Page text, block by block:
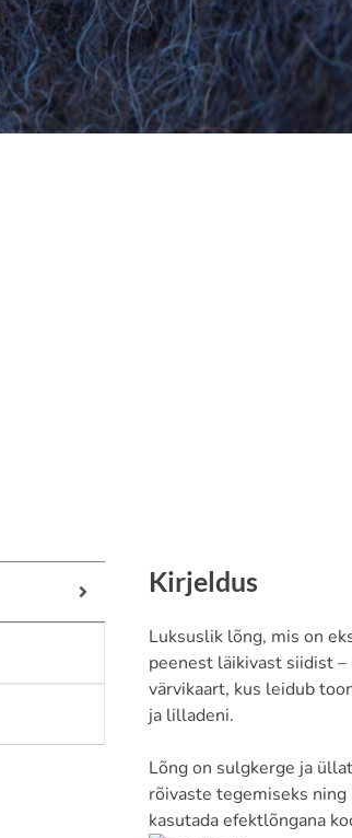
Kirjeldus
Luksuslik lõng, mis on
peenest läikivast siidist
värvikaart, kus leidub
ja lilladeni.
Lõng on sulgkerge ja
rõivaste tegemiseks
kasutada efektlõngana